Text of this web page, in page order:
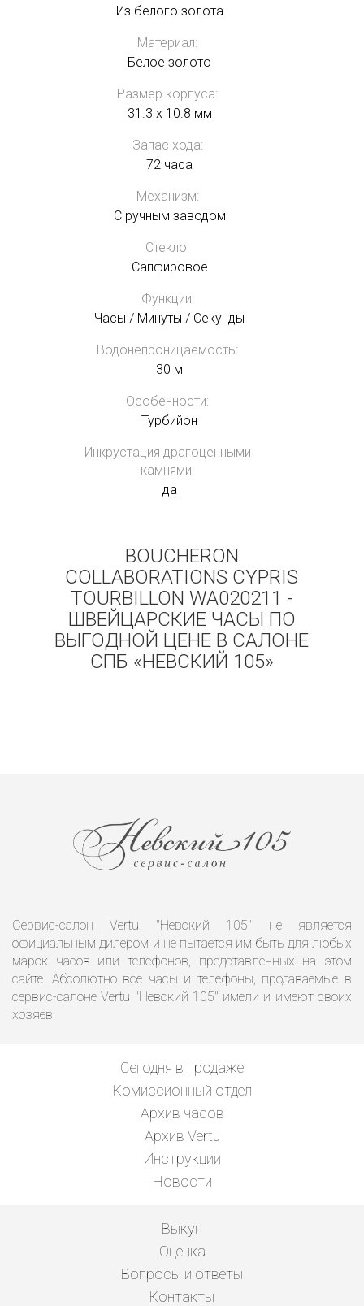
Из белого золота
Материал:
Белое золото
Размер корпуса:
31.3 x 10.8 мм
Запас хода:
72 часа
Механизм:
С ручным заводом
Стекло:
Сапфировое
Функции:
Часы / Минуты / Секунды
Водонепроницаемость:
30 м
Особенности:
Турбийон
Инкрустация драгоценными
камнями:
да
BOUCHERON
COLLABORATIONS CYPRIS
TOURBILLON WA020211 -
ШВЕЙЦАРСКИЕ ЧАСЫ ПО
ВЫГОДНОЙ ЦЕНЕ В САЛОНЕ
СПБ «НЕВСКИЙ 105»
Сервис-салон Vertu "Невский 105" не является
официальным дилером и не пытается им быть для любых
марок часов или телефонов, представленных на этом
сайте. Абсолютно все часы и телефоны, продаваемые в
сервис-салоне Vertu "Невский 105" имели и имеют своих
хозяев.
Сегодня в продаже
Комиссионный отдел
Архив часов
Архив Vertu
Инструкции
Новости
Выкуп
Оценка
Вопросы и ответы
Контакты